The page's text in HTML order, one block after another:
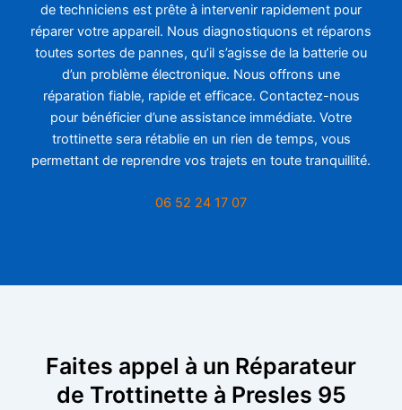
de techniciens est prête à intervenir rapidement pour
réparer votre appareil. Nous diagnostiquons et réparons
toutes sortes de pannes, qu’il s’agisse de la batterie ou
d’un problème électronique. Nous offrons une
réparation fiable, rapide et efficace. Contactez-nous
pour bénéficier d’une assistance immédiate. Votre
trottinette sera rétablie en un rien de temps, vous
permettant de reprendre vos trajets en toute tranquillité.
06 52 24 17 07
Faites appel à un Réparateur
de Trottinette à Presles 95